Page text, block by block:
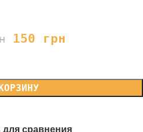
150 грн
сравнения